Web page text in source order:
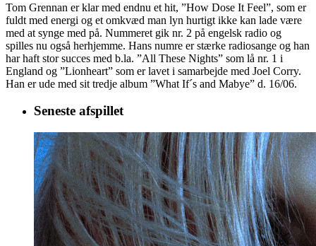
Tom Grennan er klar med endnu et hit, ”How Dose It Feel”, som er
fuldt med energi og et omkvæd man lyn hurtigt ikke kan lade være
med at synge med på. Nummeret gik nr. 2 på engelsk radio og
spilles nu også herhjemme. Hans numre er stærke radiosange og han
har haft stor succes med b.la. ”All These Nights” som lå nr. 1 i
England og ”Lionheart” som er lavet i samarbejde med Joel Corry.
Han er ude med sit tredje album ”What If´s and Mabye” d. 16/06.
Seneste afspillet